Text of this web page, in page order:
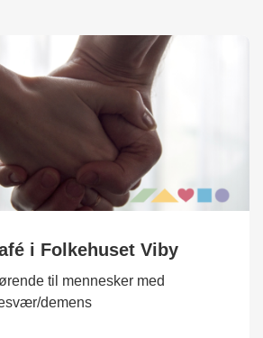
i Folkehuset Viby
til mennesker med
demens